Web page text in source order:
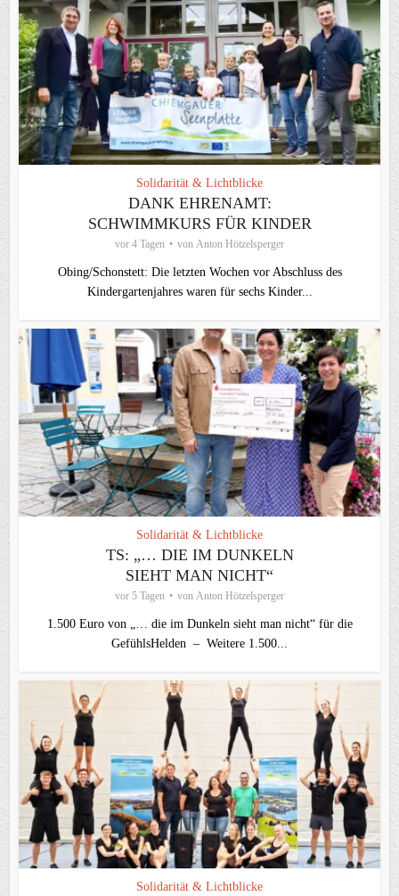
Solidarität & Lichtblicke
DANK EHRENAMT:
SCHWIMMKURS FÜR KINDER
vor 4 Tagen von Anton Hötzelsperger
Obing/Schonstett: Die letzten Wochen vor Abschluss des
Kindergartenjahres waren für sechs Kinder...
Solidarität & Lichtblicke
TS: „… DIE IM DUNKELN
SIEHT MAN NICHT“
vor 5 Tagen von Anton Hötzelsperger
1.500 Euro von „… die im Dunkeln sieht man nicht“ für die
GefühlsHelden – Weitere 1.500...
Solidarität & Lichtblicke